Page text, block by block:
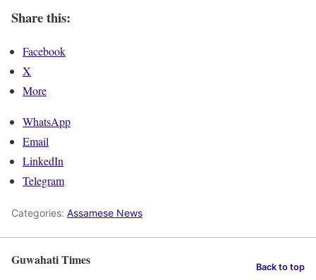
Share this:
Facebook
X
More
WhatsApp
Email
LinkedIn
Telegram
Categories: Assamese News
Guwahati Times Back to top